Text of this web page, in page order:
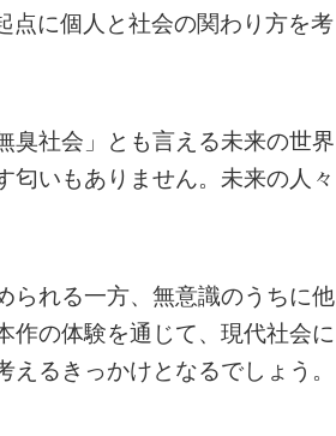
点に個人と社会の関わり方を考
臭社会」とも言える未来の世界
匂いもありません。未来の人々
られる一方、無意識のうちに他
作の体験を通じて、現代社会に
るきっかけとなるでしょう。